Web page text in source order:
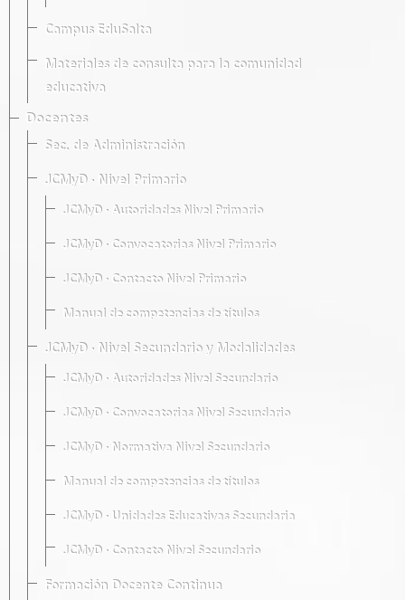
Campus EduSalta
Materiales de consulta para la comunidad
educativa
Docentes
Sec. de Administración
JCMyD · Nivel Primario
JCMyD · Autoridades Nivel Primario
JCMyD · Convocatorias Nivel Primario
JCMyD · Contacto Nivel Primario
Manual de competencias de títulos
JCMyD · Nivel Secundario y Modalidades
JCMyD · Autoridades Nivel Secundario
JCMyD · Convocatorias Nivel Secundario
JCMyD · Normativa Nivel Secundario
Manual de competencias de títulos
JCMyD · Unidades Educativas Secundaria
JCMyD · Contacto Nivel Secundario
Formación Docente Continua